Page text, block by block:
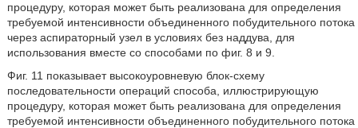
процедуру, которая может быть реализована для определения
требуемой интенсивности объединенного побудительного потока
через аспираторный узел в условиях без наддува, для
использования вместе со способами по фиг. 8 и 9.
Фиг. 11 показывает высокоуровневую блок-схему
последовательности операций способа, иллюстрирующую
процедуру, которая может быть реализована для определения
требуемой интенсивности объединенного побудительного потока